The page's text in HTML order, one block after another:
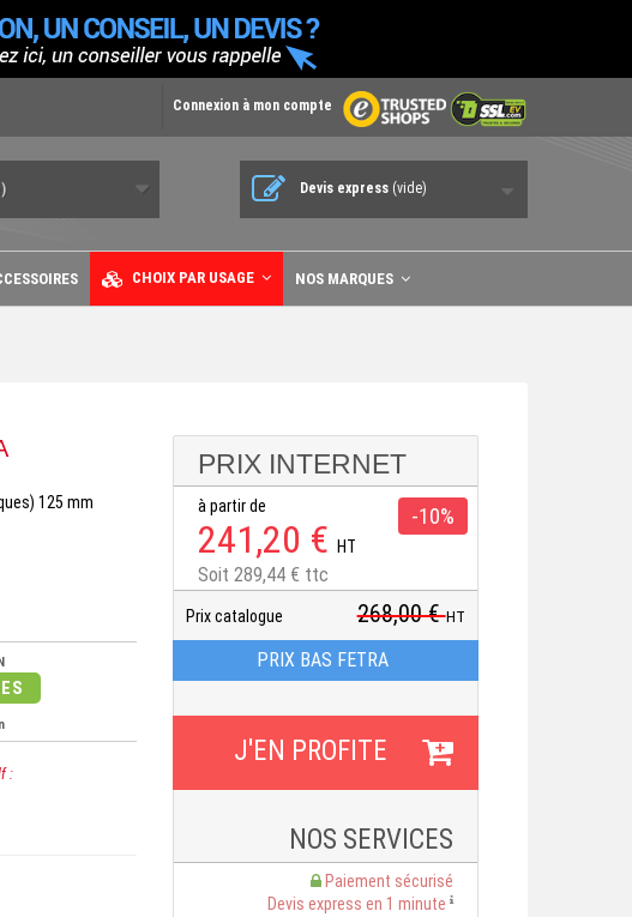
Connexion à mon compte
Devis express (vide)
CHOIX PAR USAGE NOS MARQUES
125 mm
:
PRIX INTERNET
à partir de
241,20 € HT
Soit 289,44 € ttc
-10%
Prix catalogue 268,00 €HT
PRIX BAS FETRA
NOS SERVICES
Paiement sécurisé
Devis express en 1 minute